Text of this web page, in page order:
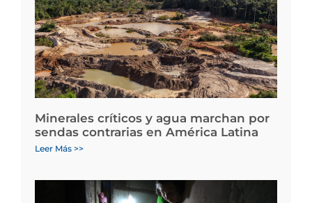
Minerales críticos y agua marchan por
sendas contrarias en América Latina
Leer Más >>